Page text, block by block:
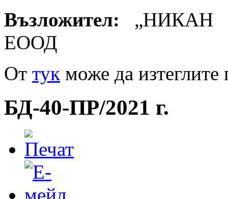
Възложител: „НИКАН
ЕООД
От тук може да
БД-40-ПР/2021 г.